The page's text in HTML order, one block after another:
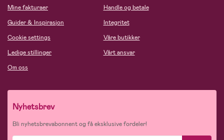
Mine fakturaer
Guider & Inspirasjon
Cookie settings
Ledige stillinger
Om oss
Handle og betale
Integritet
Våre butikker
Vårt ansvar
Nyhetsbrev
Bli nyhetsbrevabonnent og få eksklusive fordeler!